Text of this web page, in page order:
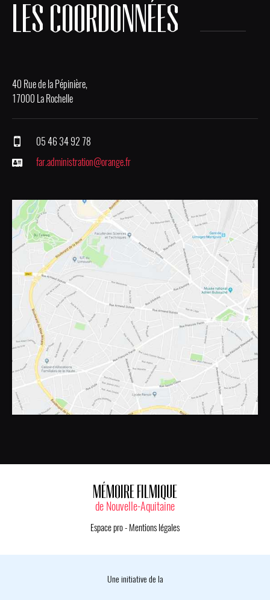
LES COORDONNÉES
40 Rue de la Pépinière,
17000 La Rochelle
05 46 34 92 78
far.administration@orange.fr
MÉMOIRE FILMIQUE
de Nouvelle-Aquitaine
Espace pro- Mentions légales
Une initiative de la